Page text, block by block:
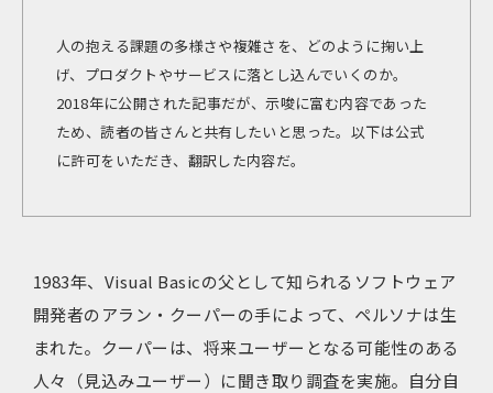
人の抱える課題の多様さや複雑さを、どのように掬い上
げ、プロダクトやサービスに落とし込んでいくのか。
2018年に公開された記事だが、示唆に富む内容であった
ため、読者の皆さんと共有したいと思った。以下は公式
に許可をいただき、翻訳した内容だ。
1983年、Visual Basicの父として知られるソフトウェア
開発者のアラン・クーパーの手によって、ペルソナは生
まれた。クーパーは、将来ユーザーとなる可能性のある
人々（見込みユーザー）に聞き取り調査を実施。自分自